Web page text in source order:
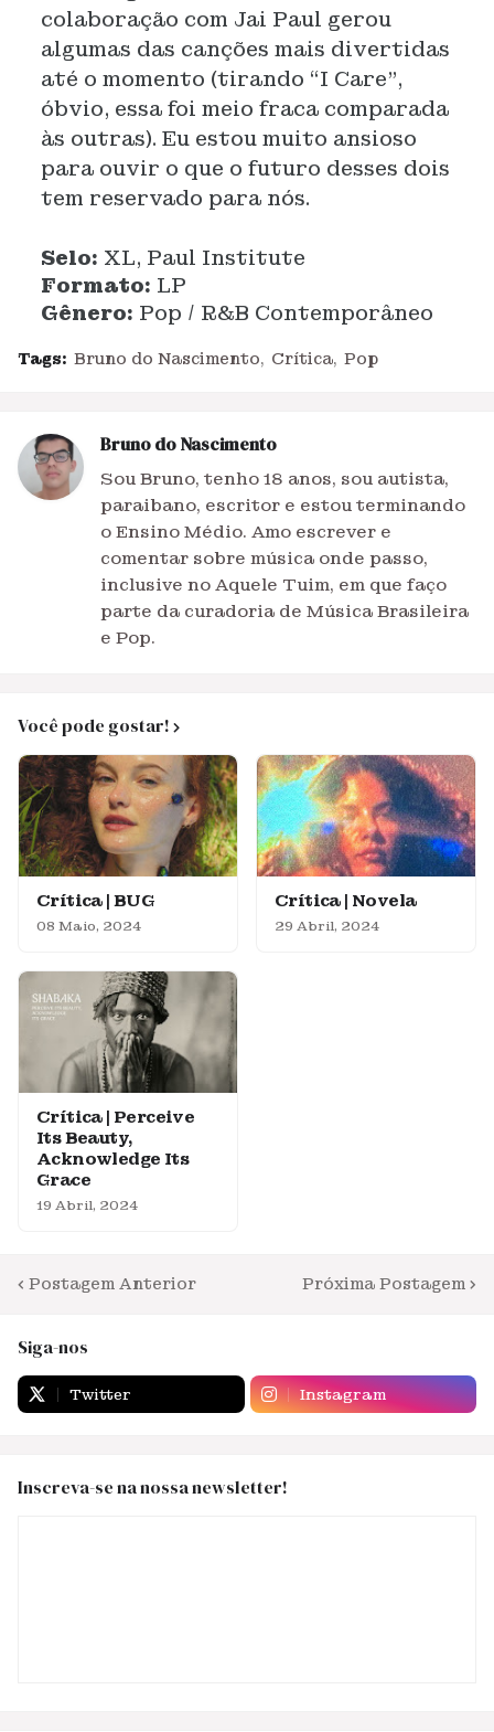
colaboração com Jai Paul gerou
algumas das canções mais divertidas
até o momento (tirando “I Care”,
óbvio, essa foi meio fraca comparada
às outras). Eu estou muito ansioso
para ouvir o que o futuro desses dois
tem reservado para nós.
Selo: XL, Paul Institute
Formato: LP
Gênero: Pop / R&B Contemporâneo
Tags: Bruno do Nascimento Crítica Pop
Bruno do Nascimento
Sou Bruno, tenho 18 anos, sou autista,
paraibano, escritor e estou terminando
o Ensino Médio. Amo escrever e
comentar sobre música onde passo,
inclusive no Aquele Tuim, em que faço
parte da curadoria de Música Brasileira
e Pop.
Você pode gostar!
Crítica | BUG
08 Maio, 2024
Crítica | Novela
29 Abril, 2024
Crítica | Perceive
Its Beauty,
Acknowledge Its
Grace
19 Abril, 2024
Postagem Anterior Próxima Postagem
Siga-nos
Twitter Instagram
Inscreva-se na nossa newsletter!